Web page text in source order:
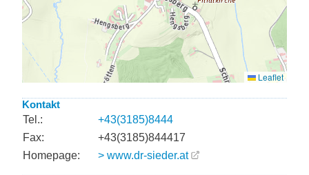
Kontakt
Tel.:
+43(3185)8444
Fax:
+43(3185)844417
Homepage:
> www.dr-sieder.at